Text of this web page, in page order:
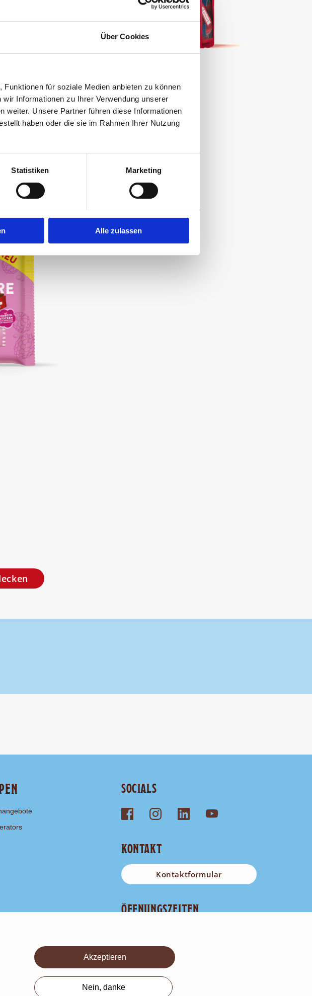
Über Cookies
für soziale Medien anbieten zu können
Informationen zu Ihrer Verwendung unserer
weiter. Unsere Partner führen diese Informationen
haben oder die sie im Rahmen Ihrer Nutzung
Statistiken Marketing
Alle zulassen
Beutel
400g
Nur in Aktion
SOCIALS
ÖFFNUNGSZEITEN
10.00 - 17.00 Uhr
Letzter Einlass 1h vor Schliessung
KONTAKT
Kontaktformular
Akzeptieren
Nein, danke